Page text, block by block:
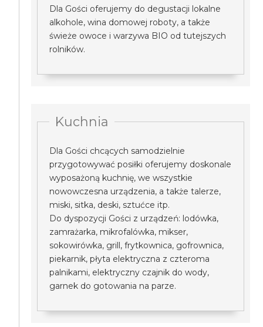
Dla Gości oferujemy do degustacji lokalne
alkohole, wina domowej roboty, a także
świeże owoce i warzywa BIO od tutejszych
rolników.
Kuchnia
Dla Gości chcących samodzielnie
przygotowywać posiłki oferujemy doskonale
wyposażoną kuchnię, we wszystkie
nowowczesna urządzenia, a także talerze,
miski, sitka, deski, sztućce itp.
Do dyspozycji Gości z urządzeń: lodówka,
zamrażarka, mikrofalówka, mikser,
sokowirówka, grill, frytkownica, gofrownica,
piekarnik, płyta elektryczna z czteroma
palnikami, elektryczny czajnik do wody,
garnek do gotowania na parze.